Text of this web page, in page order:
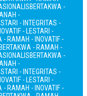
BERTAKWA -
-
- INTEGRITAS -
- LESTARI -
- RAMAH - INOVATIF -
BERTAKWA - RAMAH -
BERTAKWA -
-
- INTEGRITAS -
- LESTARI -
- RAMAH - INOVATIF -